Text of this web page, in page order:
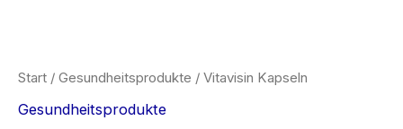
Start / Gesundheitsprodukte / Vitavisin Kapseln
Gesundheitsprodukte